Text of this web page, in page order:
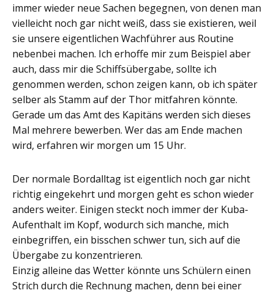
immer wieder neue Sachen begegnen, von denen man
vielleicht noch gar nicht weiß, dass sie existieren, weil
sie unsere eigentlichen Wachführer aus Routine
nebenbei machen. Ich erhoffe mir zum Beispiel aber
auch, dass mir die Schiffsübergabe, sollte ich
genommen werden, schon zeigen kann, ob ich später
selber als Stamm auf der Thor mitfahren könnte.
Gerade um das Amt des Kapitäns werden sich dieses
Mal mehrere bewerben. Wer das am Ende machen
wird, erfahren wir morgen um 15 Uhr.
Der normale Bordalltag ist eigentlich noch gar nicht
richtig eingekehrt und morgen geht es schon wieder
anders weiter. Einigen steckt noch immer der Kuba-
Aufenthalt im Kopf, wodurch sich manche, mich
einbegriffen, ein bisschen schwer tun, sich auf die
Übergabe zu konzentrieren.
Einzig alleine das Wetter könnte uns Schülern einen
Strich durch die Rechnung machen, denn bei einer